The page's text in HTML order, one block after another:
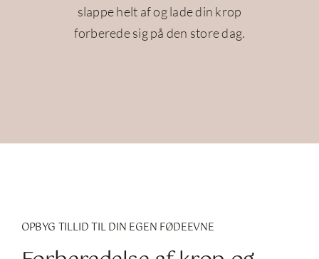
slappe helt af og lade din krop
forberede sig på den store dag.
OPBYG TILLID TIL DIN EGEN FØDEEVNE